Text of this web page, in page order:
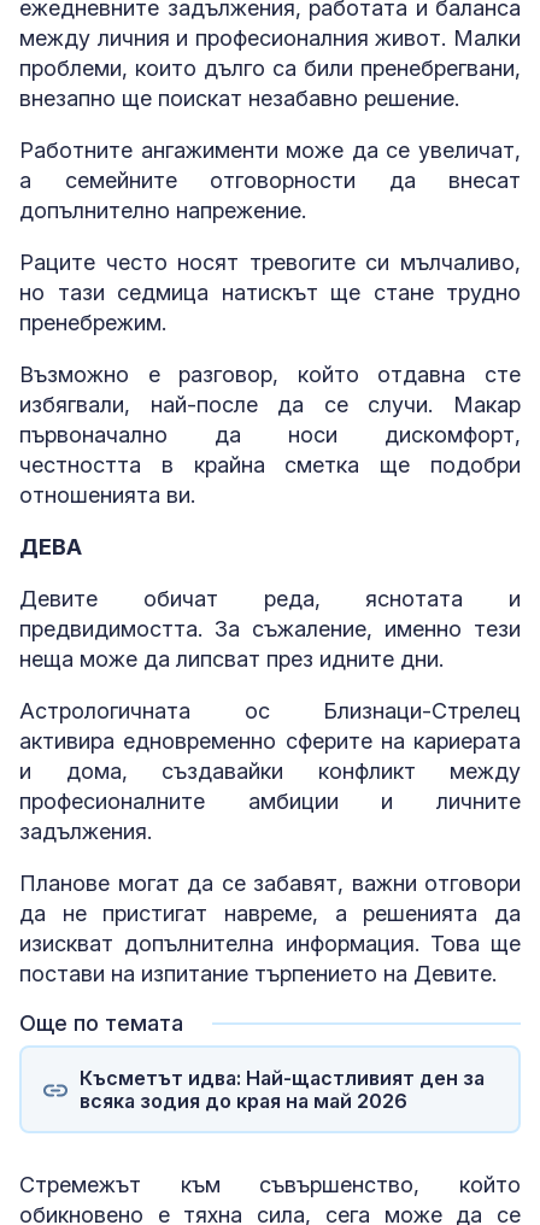
ежедневните задължения, работата и баланса
между личния и професионалния живот. Малки
проблеми, които дълго са били пренебрегвани,
внезапно ще поискат незабавно решение.
Работните ангажименти може да се увеличат,
а семейните отговорности да внесат
допълнително напрежение.
Раците често носят тревогите си мълчаливо,
но тази седмица натискът ще стане трудно
пренебрежим.
Възможно е разговор, който отдавна сте
избягвали, най-после да се случи. Макар
първоначално да носи дискомфорт,
честността в крайна сметка ще подобри
отношенията ви.
ДЕВА
Девите обичат реда, яснотата и
предвидимостта. За съжаление, именно тези
неща може да липсват през идните дни.
Астрологичната ос Близнаци-Стрелец
активира едновременно сферите на кариерата
и дома, създавайки конфликт между
професионалните амбиции и личните
задължения.
Планове могат да се забавят, важни отговори
да не пристигат навреме, а решенията да
изискват допълнителна информация. Това ще
постави на изпитание търпението на Девите.
Още по темата
Късметът идва: Най-щастливият ден за
всяка зодия до края на май 2026
Стремежът към съвършенство, който
обикновено е тяхна сила, сега може да се